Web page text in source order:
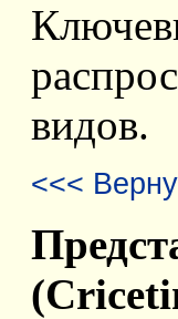
видов.
<<<